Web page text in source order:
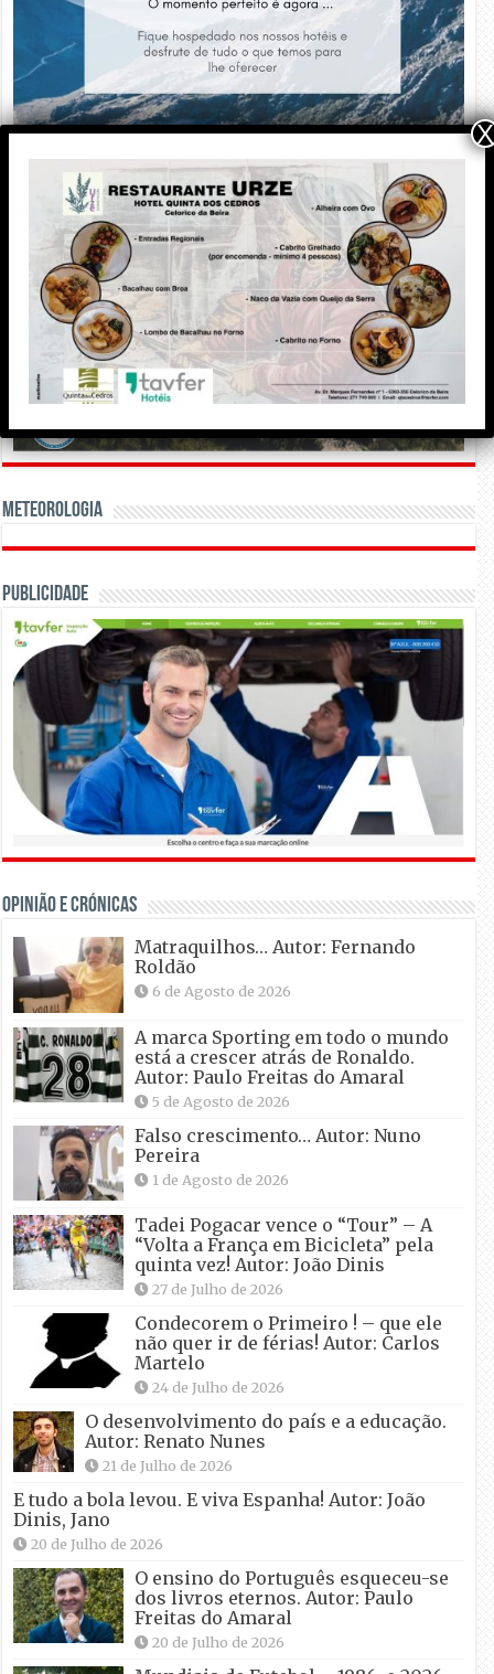
Meteorologia
Publicidade
OPINIÃO E CRÓNICAS
Matraquilhos… Autor: Fernando
Roldão
6 de Agosto de 2026
A marca Sporting em todo o mundo
está a crescer atrás de Ronaldo.
Autor: Paulo Freitas do Amaral
5 de Agosto de 2026
Falso crescimento… Autor: Nuno
Pereira
1 de Agosto de 2026
Tadei Pogacar vence o “Tour” – A
“Volta a França em Bicicleta” pela
quinta vez! Autor: João Dinis
27 de Julho de 2026
Condecorem o Primeiro ! – que ele
não quer ir de férias! Autor: Carlos
Martelo
24 de Julho de 2026
O desenvolvimento do país e a educação.
Autor: Renato Nunes
21 de Julho de 2026
E tudo a bola levou. E viva Espanha! Autor: João
Dinis, Jano
20 de Julho de 2026
O ensino do Português esqueceu-se
dos livros eternos. Autor: Paulo
Freitas do Amaral
20 de Julho de 2026
X